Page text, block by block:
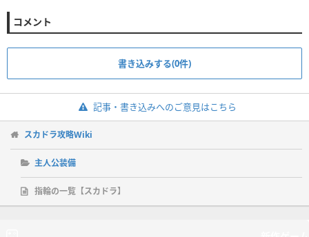
コメント
書き込みする(0件)
記事・書き込みへのご意見はこちら
スカドラ攻略Wiki
主人公装備
指輪の一覧【スカドラ】